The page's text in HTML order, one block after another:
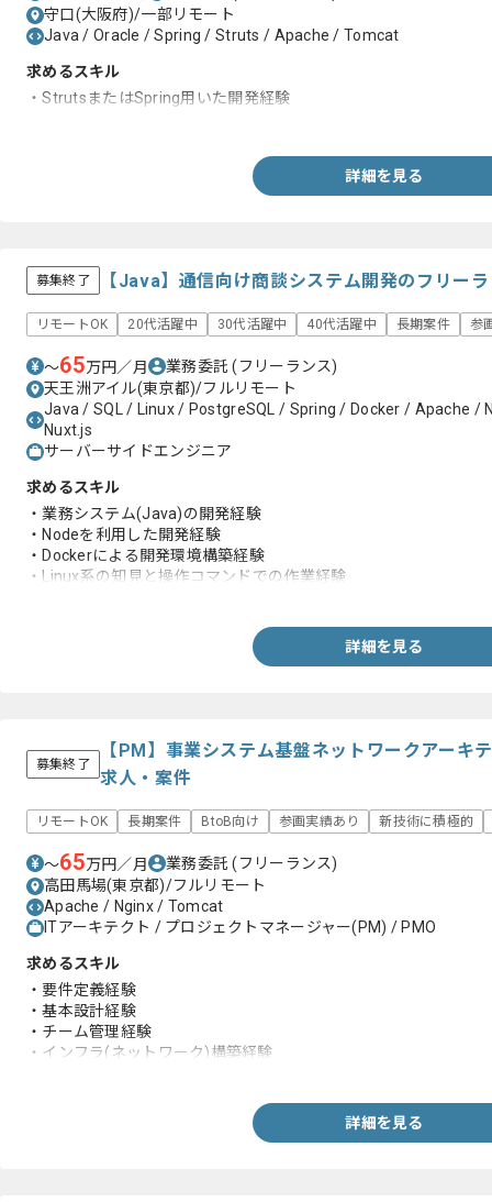
守口(大阪府)/一部リモート
Java / Oracle / Spring / Struts / Apache / Tomcat
求めるスキル
・StrutsまたはSpring用いた開発経験
詳細を見る
募集終了 【Java】通信向け商談システム開発のフリー
リモートOK 20代活躍中 30代活躍中 40代活躍中 長期案件 参
〜65万円／月 業務委託(フリーランス)
天王洲アイル(東京都)/フルリモート
Java / SQL / Linux / PostgreSQL / Spring / Docker / Apache /
Nuxt.js
サーバーサイドエンジニア
求めるスキル
・業務システム(Java)の開発経験
・Nodeを利用した開発経験
・Dockerによる開発環境構築経験
・Linux系の知見と操作コマンドでの作業経験
詳細を見る
募集終了
【PM】事業システム基盤ネットワークアーキ
求人・案件
リモートOK 長期案件 BtoB向け 参画実績あり 新技術に積極的
〜65万円／月 業務委託(フリーランス)
高田馬場(東京都)/フルリモート
Apache / Nginx / Tomcat
ITアーキテクト / プロジェクトマネージャー(PM) / PMO
求めるスキル
・要件定義経験
・基本設計経験
・チーム管理経験
・インフラ(ネットワーク)構築経験
詳細を見る